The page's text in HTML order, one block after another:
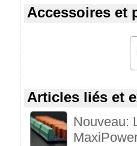
Accessoires et
Articles liés et
Nouveau: